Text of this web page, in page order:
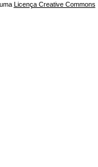
Licença Creative Commons